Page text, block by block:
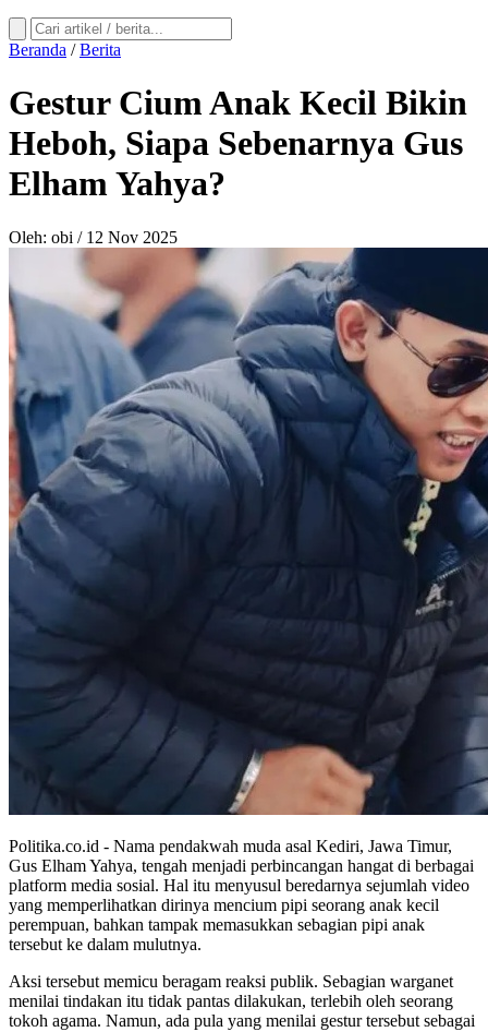
Beranda / Berita
Gestur Cium Anak Kecil Bikin
Heboh, Siapa Sebenarnya Gus
Elham Yahya?
Oleh: obi / 12 Nov 2025
Politika.co.id - Nama pendakwah muda asal Kediri, Jawa Timur,
Gus Elham Yahya, tengah menjadi perbincangan hangat di berbagai
platform media sosial. Hal itu menyusul beredarnya sejumlah video
yang memperlihatkan dirinya mencium pipi seorang anak kecil
perempuan, bahkan tampak memasukkan sebagian pipi anak
tersebut ke dalam mulutnya.
Aksi tersebut memicu beragam reaksi publik. Sebagian warganet
menilai tindakan itu tidak pantas dilakukan, terlebih oleh seorang
tokoh agama. Namun, ada pula yang menilai gestur tersebut sebagai